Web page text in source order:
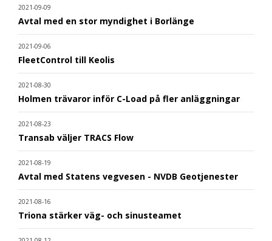
2021-09-09
Avtal med en stor myndighet i Borlänge
2021-09-06
FleetControl till Keolis
2021-08-30
Holmen trävaror inför C-Load på fler anläggningar
2021-08-23
Transab väljer TRACS Flow
2021-08-19
Avtal med Statens vegvesen - NVDB Geotjenester
2021-08-16
Triona stärker väg- och sinusteamet